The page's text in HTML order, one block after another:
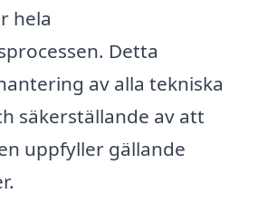
hela
Detta
av alla tekniska
säkerställande av att
uppfyller gällande